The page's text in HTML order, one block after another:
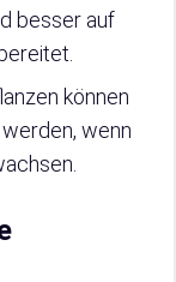
besser auf
können
wenn